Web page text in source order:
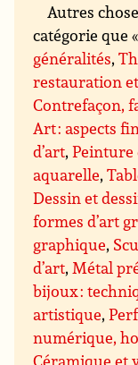
Autres
catégorie que
généralités,
restauration
Contrefaçon,
Art : aspects
d’art,Peinture
aquarelle,
Dessin et
formes d’art
graphique,
d’art,Métal
bijoux :
artistique,
numérique,
Céramique et